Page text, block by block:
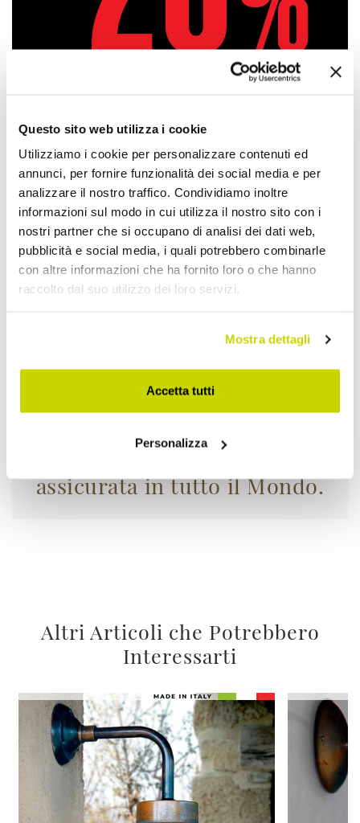
Questo sito web utilizza i cookie
Utilizziamo i cookie per personalizzare contenuti ed
annunci, per fornire funzionalità dei social media e per
analizzare il nostro traffico. Condividiamo inoltre
informazioni sul modo in cui utilizza il nostro sito con i
nostri partner che si occupano di analisi dei dati web,
pubblicità e social media, i quali potrebbero combinarle
con altre informazioni che ha fornito loro o che hanno
raccolto dal suo utilizzo dei loro servizi.
Mostra dettagli
Accetta tutti
Personalizza
Approfittane subito!
La tua merce viaggia
assicurata in tutto il Mondo.
Altri Articoli che Potrebbero
Interessarti